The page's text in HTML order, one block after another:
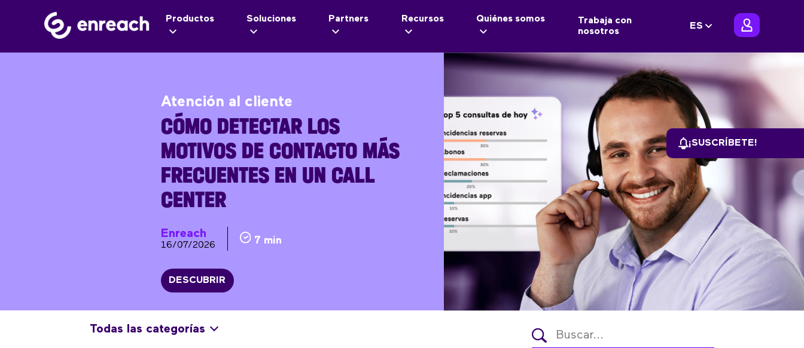
Productos Soluciones Partners Recursos Quiénes somos
Trabaja con
nosotros
ES
Atención al cliente
CÓMO DETECTAR LOS
MOTIVOS DE CONTACTO MÁS
FRECUENTES EN UN CALL
CENTER
Enreach
16/07/2026 7 min
DESCUBRIR
Todas las categorías
¡SUSCRÍBETE!